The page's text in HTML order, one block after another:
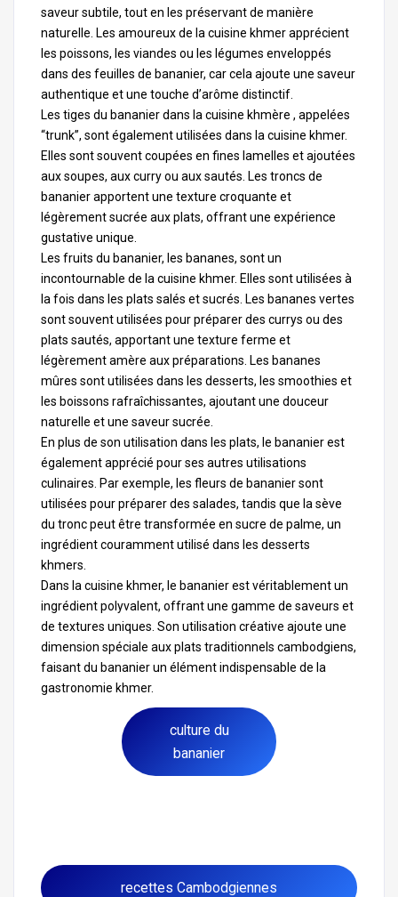
saveur subtile, tout en les préservant de manière
naturelle. Les amoureux de la cuisine khmer apprécient
les poissons, les viandes ou les légumes enveloppés
dans des feuilles de bananier, car cela ajoute une saveur
authentique et une touche d’arôme distinctif.
Les tiges du bananier dans la cuisine khmère , appelées
“trunk”, sont également utilisées dans la cuisine khmer.
Elles sont souvent coupées en fines lamelles et ajoutées
aux soupes, aux curry ou aux sautés. Les troncs de
bananier apportent une texture croquante et
légèrement sucrée aux plats, offrant une expérience
gustative unique.
Les fruits du bananier, les bananes, sont un
incontournable de la cuisine khmer. Elles sont utilisées à
la fois dans les plats salés et sucrés. Les bananes vertes
sont souvent utilisées pour préparer des currys ou des
plats sautés, apportant une texture ferme et
légèrement amère aux préparations. Les bananes
mûres sont utilisées dans les desserts, les smoothies et
les boissons rafraîchissantes, ajoutant une douceur
naturelle et une saveur sucrée.
En plus de son utilisation dans les plats, le bananier est
également apprécié pour ses autres utilisations
culinaires. Par exemple, les fleurs de bananier sont
utilisées pour préparer des salades, tandis que la sève
du tronc peut être transformée en sucre de palme, un
ingrédient couramment utilisé dans les desserts
khmers.
Dans la cuisine khmer, le bananier est véritablement un
ingrédient polyvalent, offrant une gamme de saveurs et
de textures uniques. Son utilisation créative ajoute une
dimension spéciale aux plats traditionnels cambodgiens,
faisant du bananier un élément indispensable de la
gastronomie khmer.
culture du
bananier
recettes Cambodgiennes